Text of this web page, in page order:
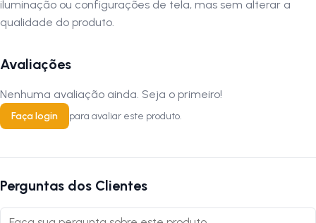
elastano oferece conforto em qualquer ocasião. Uma peça que
combina perfeitamente com o lifestyle de quem vive pedalando — seja
FAQ — Perguntas frequentes
1. Essa camiseta é confortável para o uso diário?
2. O processo de estampa é resistente?
R:Sim. O silk é feito em serigrafia artesanal com tinta à base d’água
iluminação ou configurações de tela, mas sem alterar a
qualidade do produto.
Avaliações
Nenhuma avaliação ainda. Seja o primeiro!
Faça login para avaliar este produto.
Perguntas dos Clientes